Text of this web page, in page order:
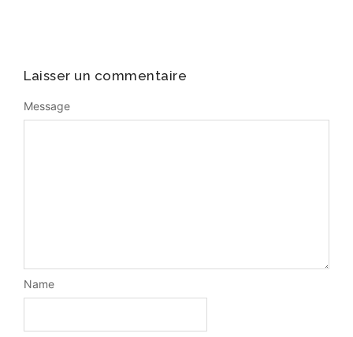
Laisser un commentaire
Message
Name